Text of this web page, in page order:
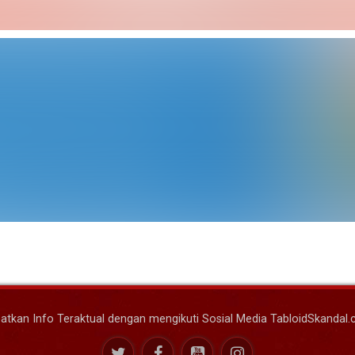
Info Teraktual dengan mengikuti Sosial Media